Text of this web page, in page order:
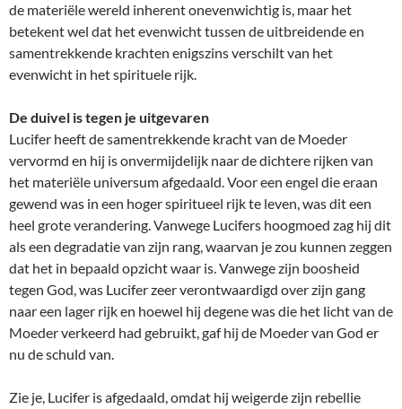
de materiële wereld inherent onevenwichtig is, maar het
betekent wel dat het evenwicht tussen de uitbreidende en
samentrekkende krachten enigszins verschilt van het
evenwicht in het spirituele rijk.
De duivel is tegen je uitgevaren
Lucifer heeft de samentrekkende kracht van de Moeder
vervormd en hij is onvermijdelijk naar de dichtere rijken van
het materiële universum afgedaald. Voor een engel die eraan
gewend was in een hoger spiritueel rijk te leven, was dit een
heel grote verandering. Vanwege Lucifers hoogmoed zag hij dit
als een degradatie van zijn rang, waarvan je zou kunnen zeggen
dat het in bepaald opzicht waar is. Vanwege zijn boosheid
tegen God, was Lucifer zeer verontwaardigd over zijn gang
naar een lager rijk en hoewel hij degene was die het licht van de
Moeder verkeerd had gebruikt, gaf hij de Moeder van God er
nu de schuld van.
Zie je, Lucifer is afgedaald, omdat hij weigerde zijn rebellie